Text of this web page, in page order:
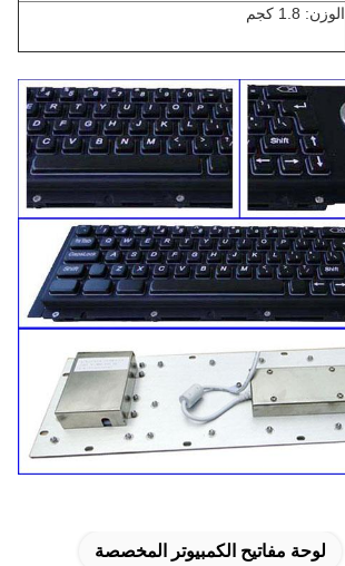
الوزن: 1.8 كجم
لوحة مفاتيح الكمبيوتر المخصصة